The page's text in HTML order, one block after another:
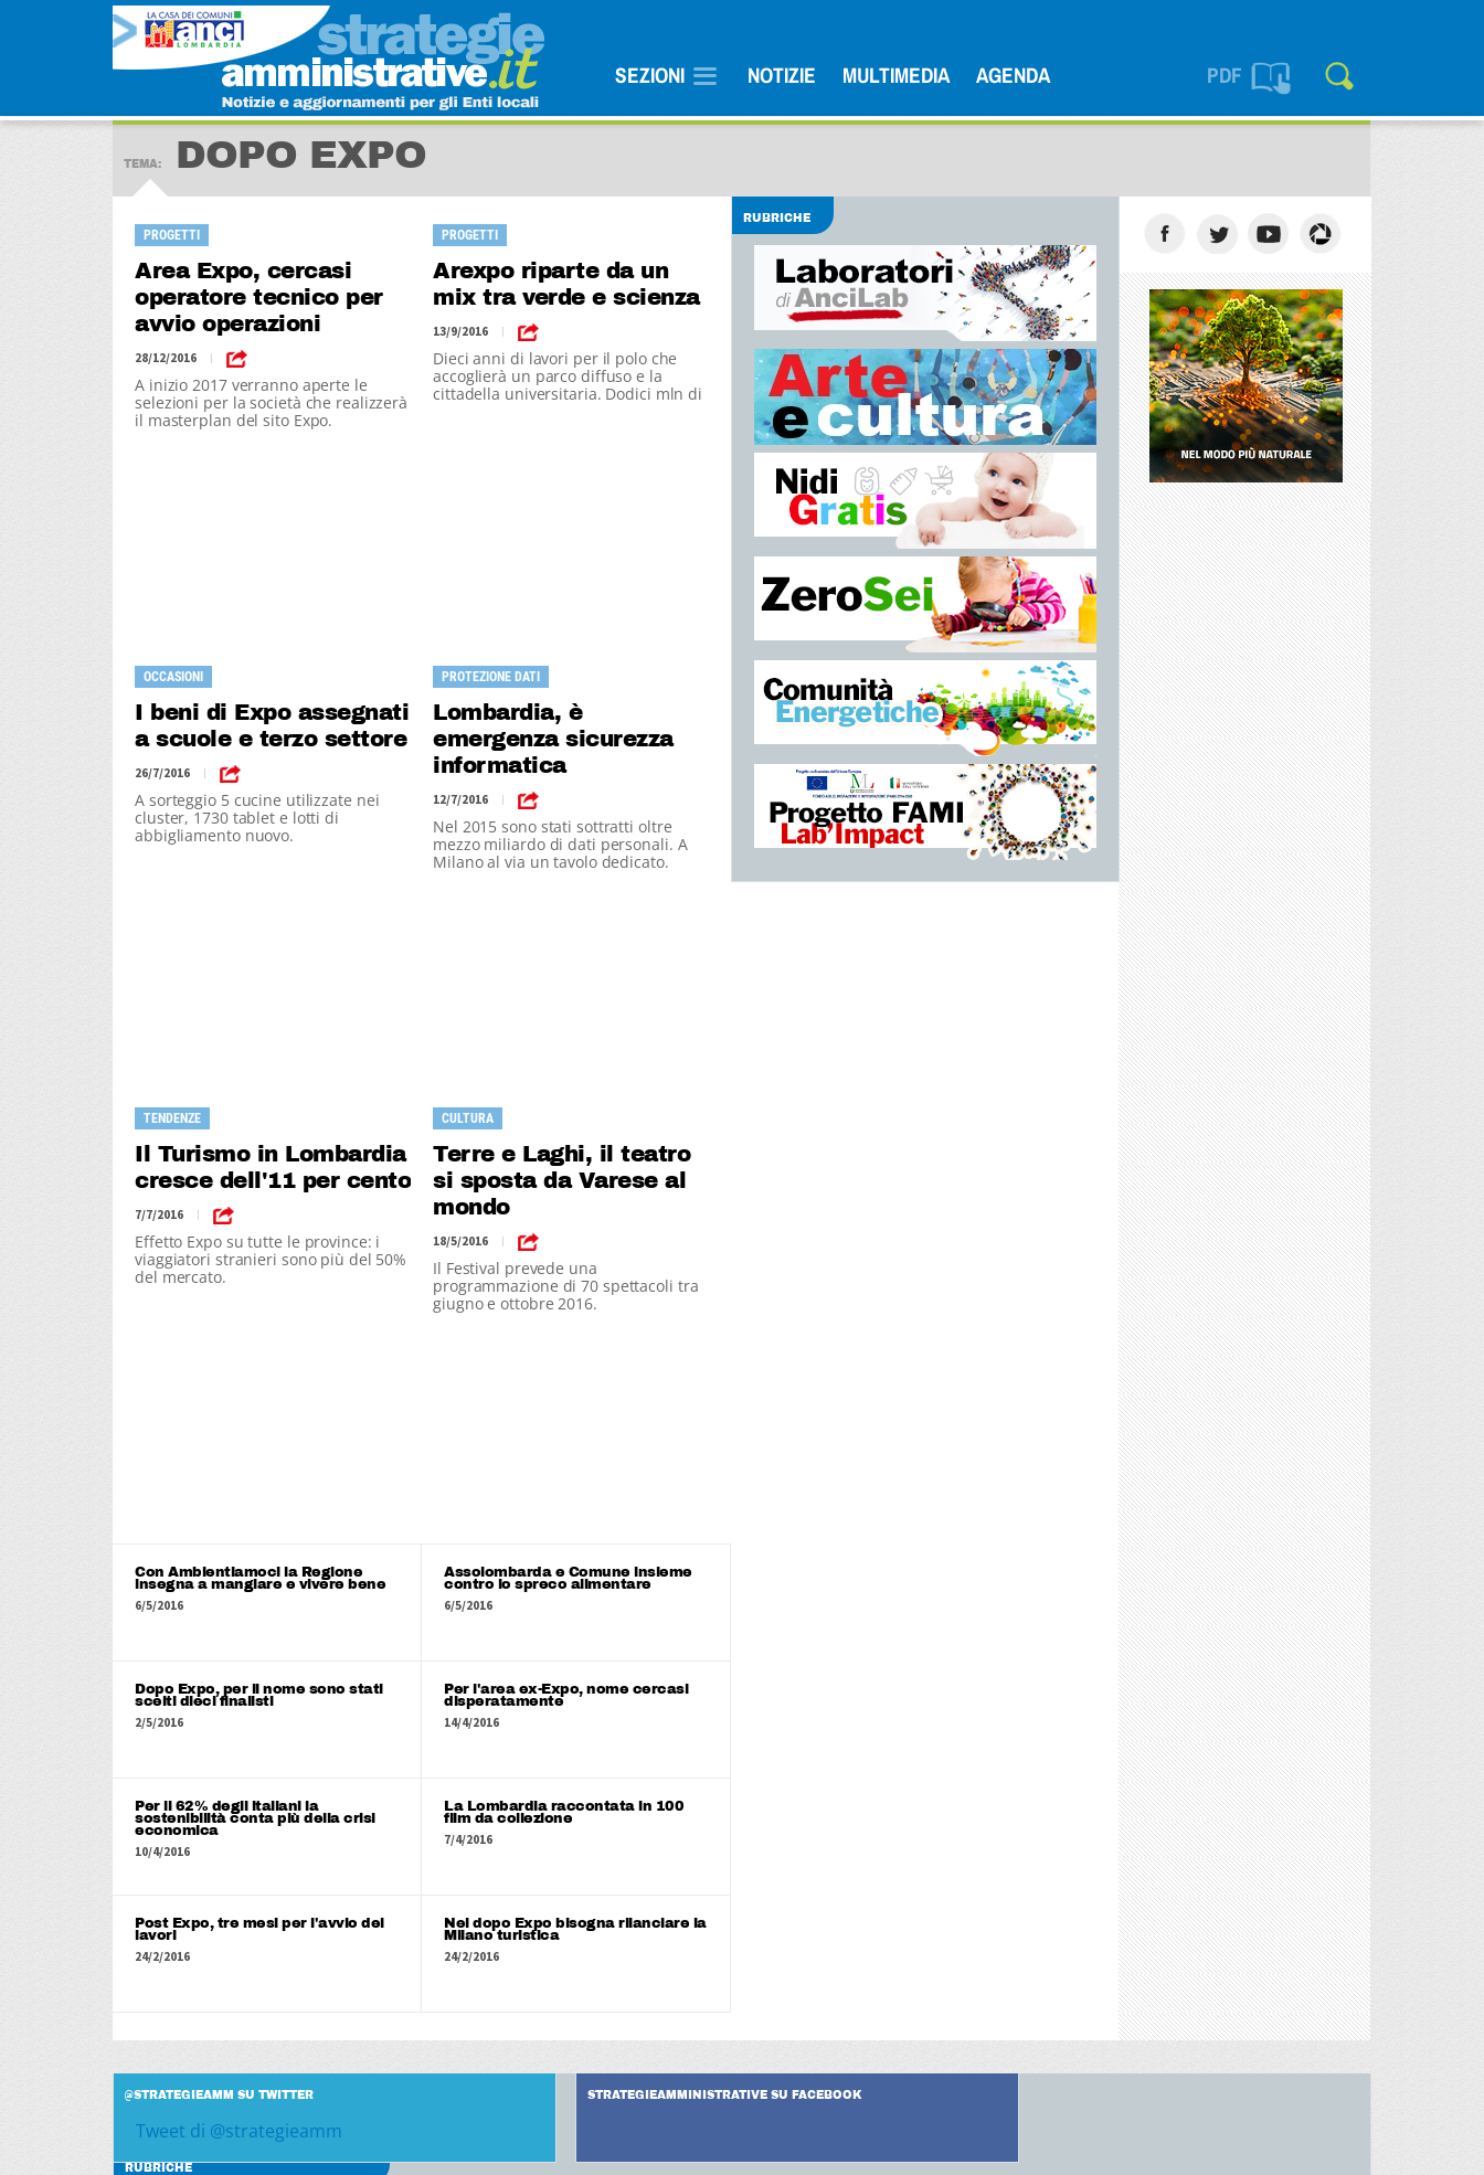
SEZIONI NOTIZIE MULTIMEDIA AGENDA PDF
TEMA: DOPO EXPO
PROGETTI
Area Expo, cercasi
operatore tecnico per
avvio operazioni
28/12/2016 |
A inizio 2017 verranno aperte le
selezioni per la società che realizzerà
il masterplan del sito Expo.
PROGETTI
Arexpo riparte da un
mix tra verde e scienza
13/9/2016 |
Dieci anni di lavori per il polo che
accoglierà un parco diffuso e la
cittadella universitaria. Dodici mln di
OCCASIONI
I beni di Expo assegnati
a scuole e terzo settore
26/7/2016 |
A sorteggio 5 cucine utilizzate nei
cluster, 1730 tablet e lotti di
abbigliamento nuovo.
PROTEZIONE DATI
Lombardia, è
emergenza sicurezza
informatica
12/7/2016 |
Nel 2015 sono stati sottratti oltre
mezzo miliardo di dati personali. A
Milano al via un tavolo dedicato.
TENDENZE
Il Turismo in Lombardia
cresce dell'11 per cento
7/7/2016 |
Effetto Expo su tutte le province: i
viaggiatori stranieri sono più del 50%
del mercato.
CULTURA
Terre e Laghi, il teatro
si sposta da Varese al
mondo
18/5/2016 |
Il Festival prevede una
programmazione di 70 spettacoli tra
giugno e ottobre 2016.
Con Ambientiamoci la Regione
insegna a mangiare e vivere bene
6/5/2016
Assolombarda e Comune insieme
contro lo spreco alimentare
6/5/2016
Dopo Expo, per il nome sono stati
scelti dieci finalisti
2/5/2016
Per l'area ex-Expo, nome cercasi
disperatamente
14/4/2016
Per il 62% degli italiani la
sostenibilità conta più della crisi
economica
10/4/2016
La Lombardia raccontata in 100
film da collezione
7/4/2016
Post Expo, tre mesi per l'avvio dei
lavori
24/2/2016
Nel dopo Expo bisogna rilanciare la
Milano turistica
24/2/2016
RUBRICHE
@STRATEGIEAMM SU TWITTER
Tweet di @strategieamm
STRATEGIEAMMINISTRATIVE SU FACEBOOK
RUBRICHE